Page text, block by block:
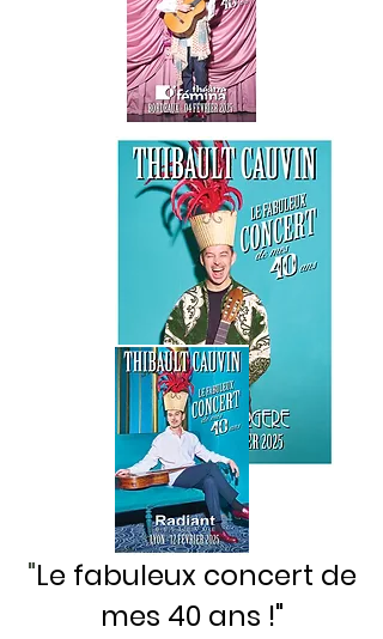
"Le fabuleux concert de
mes 40 ans !"